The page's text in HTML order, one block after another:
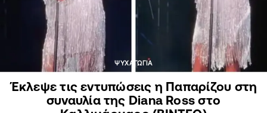
ΨΥΧΑΓΩΓΙΑ
Έκλεψε τις εντυπώσεις η Παπαρίζου στη
συναυλία της Diana Ross στο